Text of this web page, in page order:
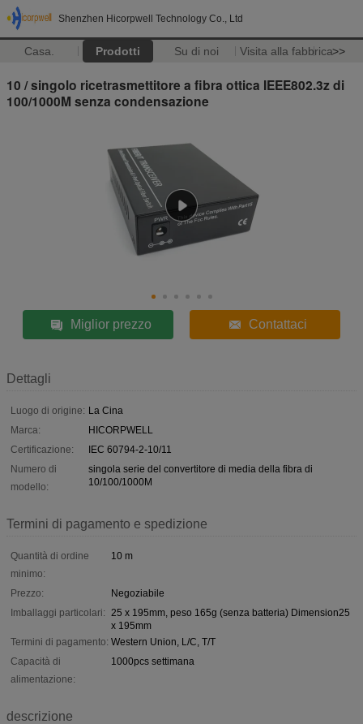
Shenzhen Hicorpwell Technology Co., Ltd
Casa. Prodotti Su di noi Visita alla fabbrica>>
10 / singolo ricetrasmettitore a fibra ottica IEEE802.3z di
100/1000M senza condensazione
Miglior prezzo Contattaci
Dettagli
Luogo di origine: La Cina
Marca:
HICORPWELL
Certificazione:
IEC 60794-2-10/11
Numero di
modello:
singola serie del convertitore di media della fibra di
10/100/1000M
Termini di pagamento e spedizione
Quantità di ordine
minimo:
10 m
Prezzo:
Negoziabile
Imballaggi particolari: 25 x 195mm, peso 165g (senza batteria) Dimension25
x 195mm
Termini di pagamento: Western Union, L/C, T/T
Capacità di
alimentazione:
1000pcs settimana
descrizione